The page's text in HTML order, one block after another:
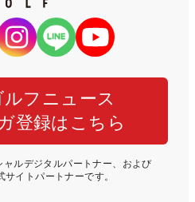
ルフニュース
登録はこちら
ルデジタルパートナー、および
サイトパートナーです。